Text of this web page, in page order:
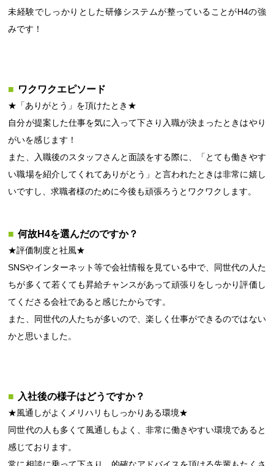
未経験でしっかりとした研修システムが整っていることがH4の強
みです！
ワクワクエピソード
★「ありがとう」を頂けたとき★
自分が提案した仕事を気に入って下さり入職が決まったときはやり
がいを感じます！
また、入職後のスタッフさんと面談をする際に、「とても働きやす
い職場を紹介してくれてありがとう」と言われたときは非常に嬉し
いですし、求職者様のために今後も頑張ろうとワクワクします。
何故H4を選んだのですか？
★評価制度と社風★
SNSやインターネット等で会社情報を見ている中で、同世代の人た
ちが多くて若くても昇給チャンスがあって頑張りをしっかり評価し
てくださる会社であると感じたからです。
また、同世代の人たちが多いので、楽しく仕事ができるのではない
かと思いました。
入社後の様子はどうですか？
★風通しがよくメリハリもしっかりある環境★
同世代の人も多くて風通しもよく、非常に働きやすい環境であると
感じております。